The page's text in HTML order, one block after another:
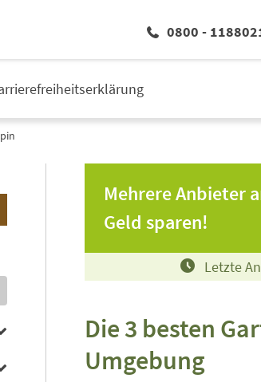
0800 -
Mehrere Anbieter
Geld sparen!
Letzte
Die 3 besten
Umgebung